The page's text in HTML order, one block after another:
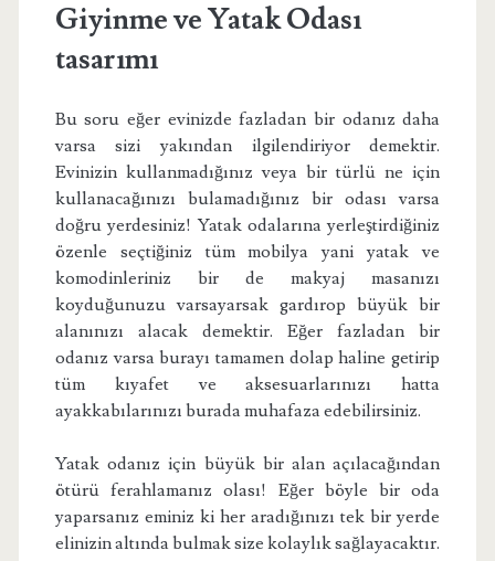
Giyinme ve Yatak Odası
tasarımı
Bu soru eğer evinizde fazladan bir odanız daha
varsa sizi yakından ilgilendiriyor demektir.
Evinizin kullanmadığınız veya bir türlü ne için
kullanacağınızı bulamadığınız bir odası varsa
doğru yerdesiniz! Yatak odalarına yerleştirdiğiniz
özenle seçtiğiniz tüm mobilya yani yatak ve
komodinleriniz bir de makyaj masanızı
koyduğunuzu varsayarsak gardırop büyük bir
alanınızı alacak demektir. Eğer fazladan bir
odanız varsa burayı tamamen dolap haline getirip
tüm kıyafet ve aksesuarlarınızı hatta
ayakkabılarınızı burada muhafaza edebilirsiniz.
Yatak odanız için büyük bir alan açılacağından
ötürü ferahlamanız olası! Eğer böyle bir oda
yaparsanız eminiz ki her aradığınızı tek bir yerde
elinizin altında bulmak size kolaylık sağlayacaktır.